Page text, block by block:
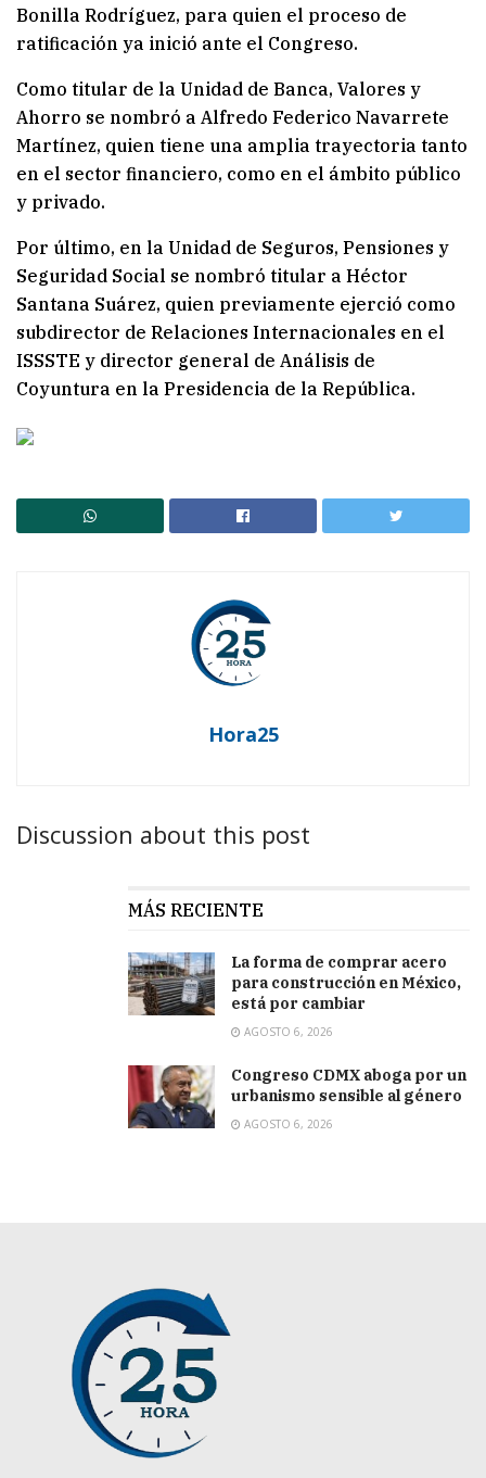
Bonilla Rodríguez, para quien el proceso de
ratificación ya inició ante el Congreso.
Como titular de la Unidad de Banca, Valores y
Ahorro se nombró a Alfredo Federico Navarrete
Martínez, quien tiene una amplia trayectoria tanto
en el sector financiero, como en el ámbito público
y privado.
Por último, en la Unidad de Seguros, Pensiones y
Seguridad Social se nombró titular a Héctor
Santana Suárez, quien previamente ejerció como
subdirector de Relaciones Internacionales en el
ISSSTE y director general de Análisis de
Coyuntura en la Presidencia de la República.
Hora25
Discussion about this post
MÁS RECIENTE
La forma de comprar acero
para construcción en México,
está por cambiar
AGOSTO 6, 2026
Congreso CDMX aboga por un
urbanismo sensible al género
AGOSTO 6, 2026